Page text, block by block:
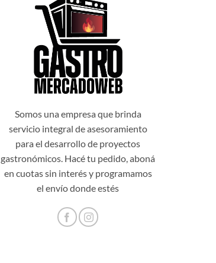
Somos una empresa que brinda
servicio integral de asesoramiento
para el desarrollo de proyectos
gastronómicos. Hacé tu pedido, aboná
en cuotas sin interés y programamos
el envío donde estés